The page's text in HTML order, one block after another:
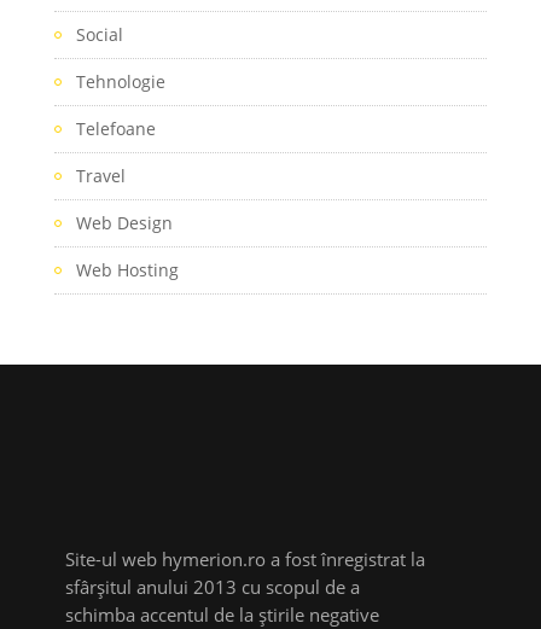
Social
Tehnologie
Telefoane
Travel
Web Design
Web Hosting
Site-ul web hymerion.ro a fost înregistrat la
sfârșitul anului 2013 cu scopul de a
schimba accentul de la știrile negative